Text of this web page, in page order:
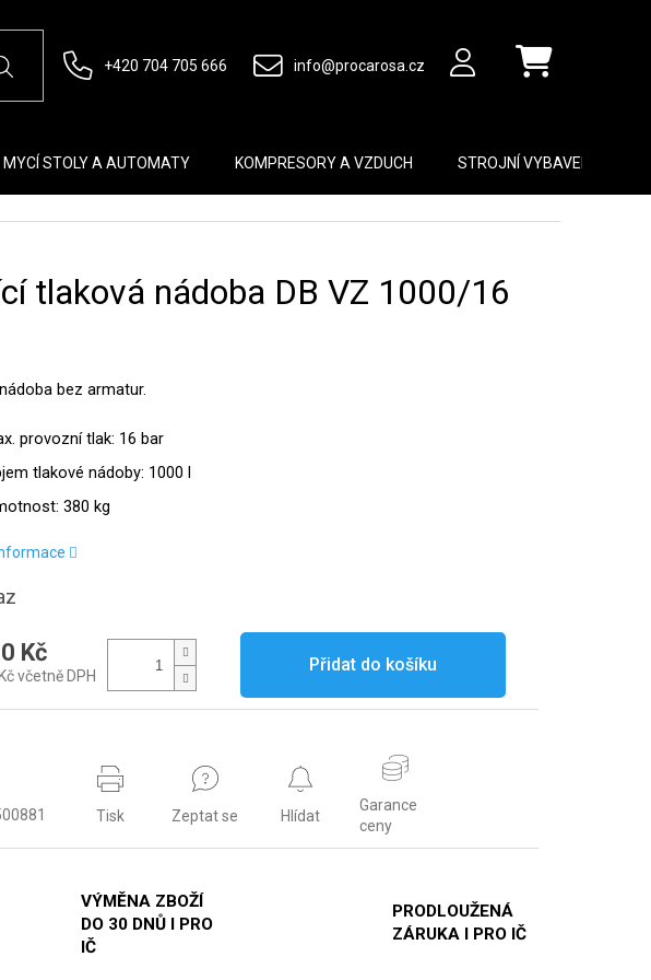
+420 704 705 666 info@procarosa.cz Nákupní košík
MYCÍ STOLY A AUTOMATY KOMPRESORY A VZDUCH STROJNÍ VYBAVENÍ
tlaková nádoba DB VZ 1000/16
bez armatur.
provozní tlak: 16 bar
tlakové nádoby: 1000 l
380 kg
Kč
včetně DPH
Přidat do košíku
Tisk Zeptat se Hlídat
Garance
ceny
VÝMĚNA ZBOŽÍ
DO 30 DNŮ I PRO
IČ
PRODLOUŽENÁ
ZÁRUKA I PRO IČ